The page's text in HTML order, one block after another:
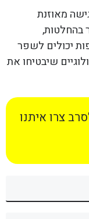
מאוזנת
יכולים לשפר
שיבטיחו את
צרו איתנו